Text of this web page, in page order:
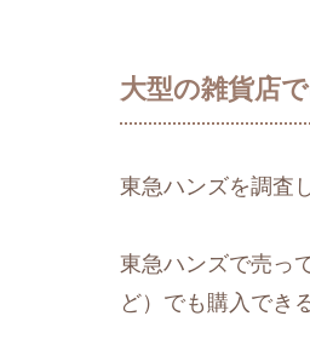
大型の雑貨店
東急ハンズを調査
東急ハンズで売っ
ど）でも購入でき